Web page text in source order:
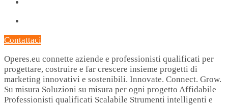
Contattaci
Operes.eu connette aziende e professionisti qualificati per
progettare, costruire e far crescere insieme progetti di
marketing innovativi e sostenibili. Innovate. Connect. Grow.
Su misura Soluzioni su misura per ogni progetto Affidabile
Professionisti qualificati Scalabile Strumenti intelligenti e